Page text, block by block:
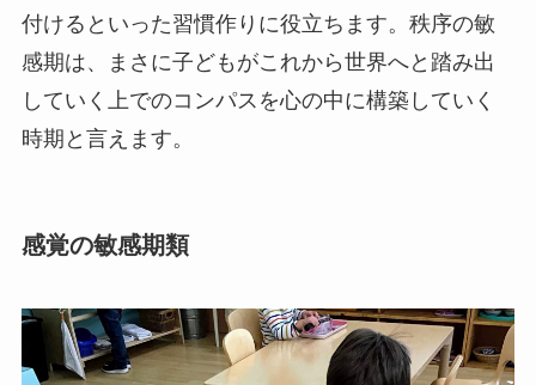
付けるといった習慣作りに役立ちます。秩序の敏
感期は、まさに子どもがこれから世界へと踏み出
していく上でのコンパスを心の中に構築していく
時期と言えます。
感覚の敏感期類